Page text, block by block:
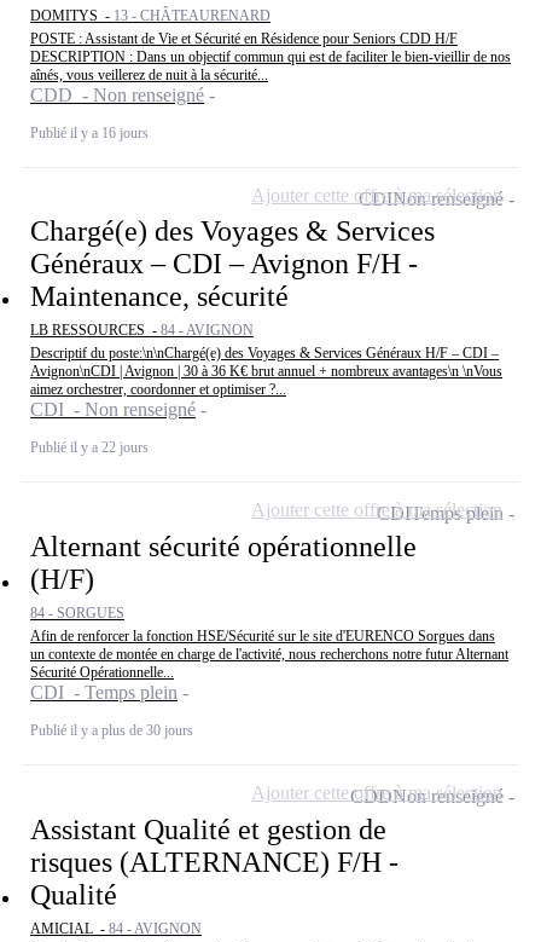
DOMITYS - 13 - CHÂTEAURENARD
POSTE : Assistant de Vie et Sécurité en Résidence pour Seniors CDD H/F
DESCRIPTION : Dans un objectif commun qui est de faciliter le bien-vieillir de nos
aînés, vous veillerez de nuit à la sécurité...
CDD - Non renseigné
Publié il y a 16 jours
Chargé(e) des Voyages & Services
Généraux – CDI – Avignon F/H -
Maintenance, sécurité
LB RESSOURCES - 84 - AVIGNON
Descriptif du poste:\n\nChargé(e) des Voyages & Services Généraux H/F – CDI –
Avignon\nCDI | Avignon | 30 à 36 K€ brut annuel + nombreux avantages\n \nVous
aimez orchestrer, coordonner et optimiser ?...
CDI - Non renseigné
Publié il y a 22 jours
CDINon renseigné
Ajouter cette offre à ma sélection
Alternant sécurité opérationnelle
(H/F)
84 - SORGUES
Afin de renforcer la fonction HSE/Sécurité sur le site d'EURENCO Sorgues dans
un contexte de montée en charge de l'activité, nous recherchons notre futur Alternant
Sécurité Opérationnelle...
CDI - Temps plein
Publié il y a plus de 30 jours
CDITemps plein
Ajouter cette offre à ma sélection
Assistant Qualité et gestion de
risques (ALTERNANCE) F/H -
Qualité
AMICIAL - 84 - AVIGNON
CDDNon renseigné
Ajouter cette offre à ma sélection